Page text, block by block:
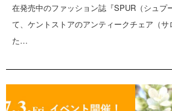
在発売中のファッション誌『SPUR（シュプ
て、ケントストアのアンティークチェア（
た…